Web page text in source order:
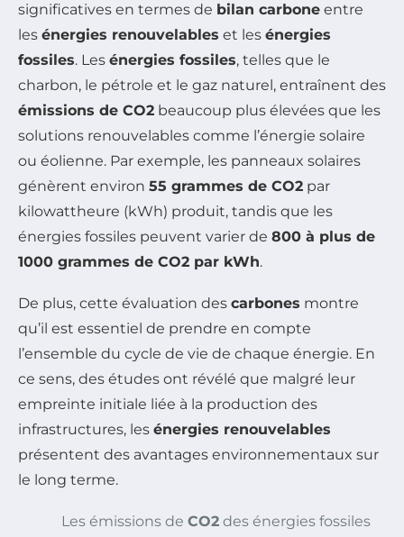
significatives en termes de bilan carbone entre
les énergies renouvelables et les énergies
fossiles. Les énergies fossiles, telles que le
charbon, le pétrole et le gaz naturel, entraînent des
émissions de CO2 beaucoup plus élevées que les
solutions renouvelables comme l’énergie solaire
ou éolienne. Par exemple, les panneaux solaires
génèrent environ 55 grammes de CO2 par
kilowattheure (kWh) produit, tandis que les
énergies fossiles peuvent varier de 800 à plus de
1000 grammes de CO2 par kWh.
De plus, cette évaluation des carbones montre
qu’il est essentiel de prendre en compte
l’ensemble du cycle de vie de chaque énergie. En
ce sens, des études ont révélé que malgré leur
empreinte initiale liée à la production des
infrastructures, les énergies renouvelables
présentent des avantages environnementaux sur
le long terme.
Les émissions de CO2 des énergies fossiles